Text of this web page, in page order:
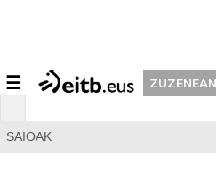
☰ ZUZENEAN
SAIOAK